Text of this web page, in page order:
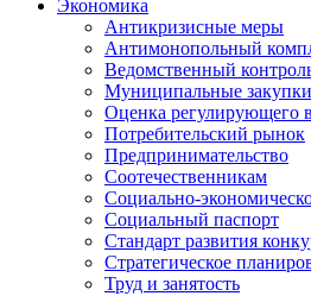
Экономика
Антикризисные меры
Антимонопольный
Ведомственный
Муниципальные закупки
Оценка регулирующего
Потребительский рынок
Предпринимательство
Соотечественникам
Социально-
Социальный паспорт
Стандарт развития
Стратегическое
Труд и занятость